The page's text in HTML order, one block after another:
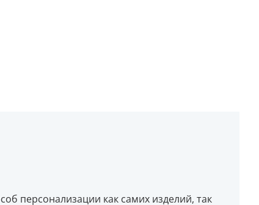
персонализации как самих изделий, так